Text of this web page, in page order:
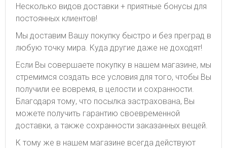
Несколько видов доставки + приятные бонусы для
постоянных клиентов!
Мы доставим Вашу покупку быстро и без преград в
любую точку мира. Куда другие даже не доходят!
Если Вы совершаете покупку в нашем магазине, мы
стремимся создать все условия для того, чтобы Вы
получили ее вовремя, в целости и сохранности.
Благодаря тому, что посылка застрахована, Вы
можете получить гарантию своевременной
доставки, а также сохранности заказанных вещей.
К тому же в нашем магазине всегда действуют